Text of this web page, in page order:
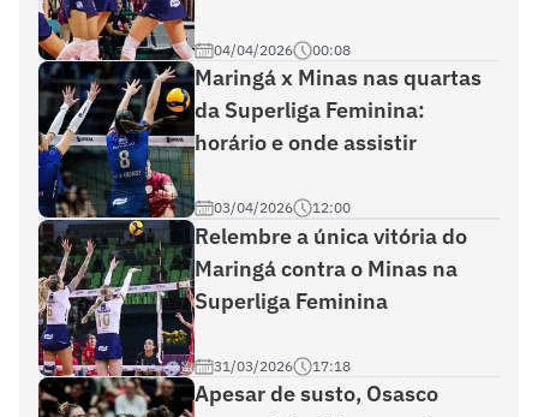
04/04/2026 00:08
Maringá x Minas nas quartas
da Superliga Feminina:
horário e onde assistir
03/04/2026 12:00
Relembre a única vitória do
Maringá contra o Minas na
Superliga Feminina
31/03/2026 17:18
Apesar de susto, Osasco